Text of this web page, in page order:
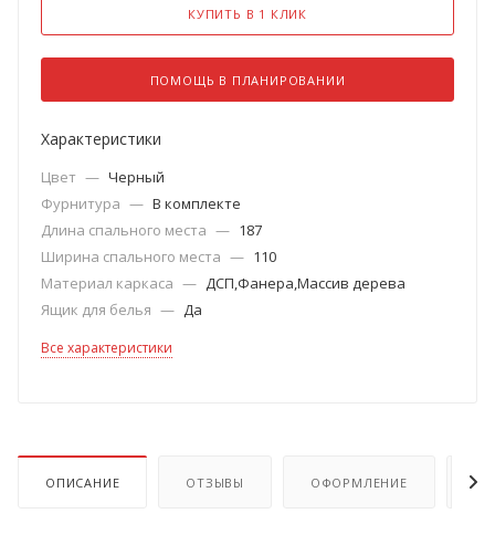
КУПИТЬ В 1 КЛИК
ПОМОЩЬ В ПЛАНИРОВАНИИ
Характеристики
Цвет — Черный
Фурнитура — В комплекте
Длина спального места — 187
Ширина спального места — 110
Материал каркаса — ДСП,Фанера,Массив дерева
Ящик для белья — Да
Все характеристики
ОПИСАНИЕ ОТЗЫВЫ ОФОРМЛЕНИЕ